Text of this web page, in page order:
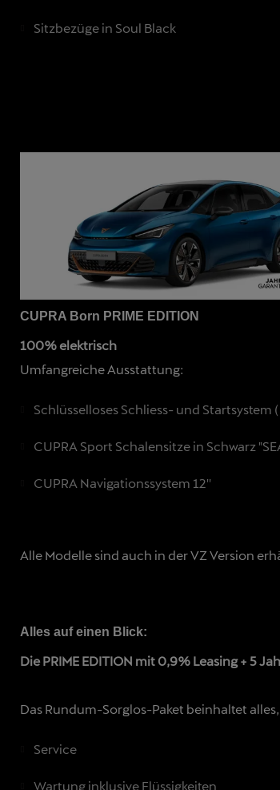
Sitzbezüge in Soul Black
CUPRA Born PRIME EDITION
100% elektrisch
Umfangreiche Ausstattung:
Schlüsselloses Schliess- und Startsystem
CUPRA Sport Schalensitze in Schwarz
CUPRA Navigationssystem 12''
Alle Modelle sind auch in der VZ Version
Alles auf einen Blick:
Die PRIME EDITION mit 0,9% Leasing + 5
Das Rundum-Sorglos-Paket beinhaltet
Service
Wartung inklusive Flüssigkeiten